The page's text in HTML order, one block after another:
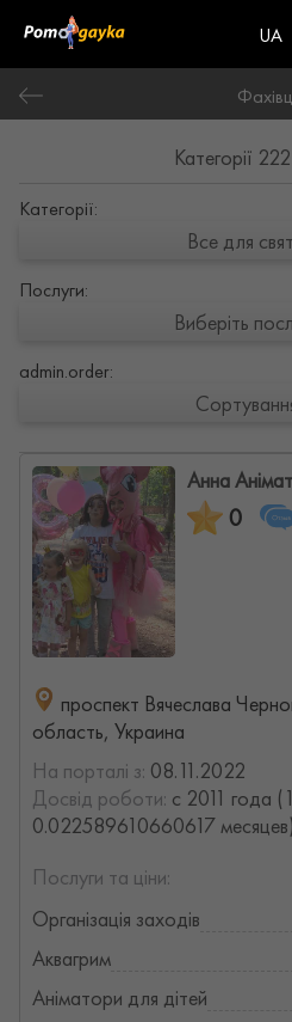
UA
Категорії
Категорії:
Все для
Послуги:
Виберіть
admin.order:
Анна
0
проспект Вячеслава
область, Украина
На порталі з: 08.11.2022
Досвід роботи: с 2011 года
0.022589610660617 месяцев)
Послуги та ціни:
Організація заходів
Аквагрим
Аніматори для дітей